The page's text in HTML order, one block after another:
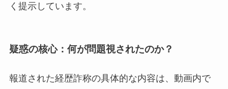
く提示しています。
疑惑の核心：何が問題視されたのか？
報道された経歴詐称の具体的な内容は、動画内で